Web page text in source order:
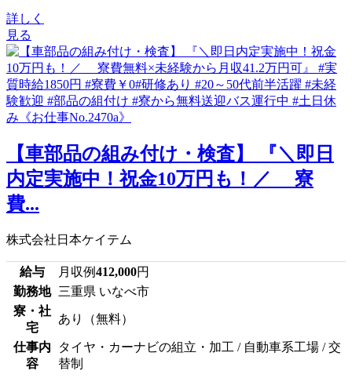
詳しく
見る
【車部品の組み付け・検査】 『＼即日
内定実施中！祝金10万円も！／ 寮
費...
株式会社日本ケイテム
給与 月収例412,000円
勤務地
三重県 いなべ市
寮・社
宅
あり（無料）
仕事内
容
タイヤ・カーナビの組立・加工 / 自動車系工場 / 交
替制